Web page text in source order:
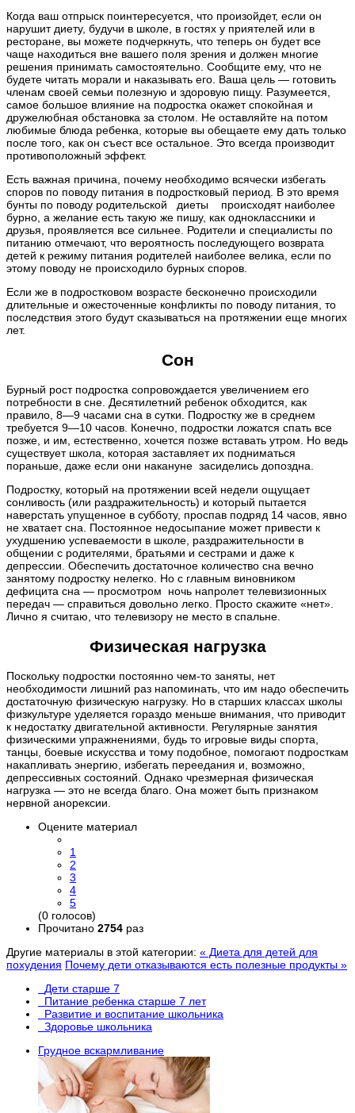
Когда ваш отпрыск поинтересуется, что произойдет, если он
нарушит диету, будучи в школе, в гостях у приятелей или в
ресторане, вы можете подчеркнуть, что теперь он будет все
чаще находиться вне вашего поля зрения и должен многие
решения принимать самостоятельно. Сообщите ему, что не
будете читать морали и наказывать его. Ваша цель — готовить
членам своей семьи полезную и здоровую пищу. Разумеется,
самое большое влияние на подростка окажет спокойная и
дружелюбная обстановка за столом. Не оставляйте на потом
любимые блюда ребенка, которые вы обещаете ему дать только
после того, как он съест все остальное. Это всегда производит
противоположный эффект.
Есть важная причина, почему необходимо всячески избегать
споров по поводу питания в подростковый период. В это время
бунты по поводу родительской диеты происходят наиболее
бурно, а желание есть такую же пишу, как одноклассники и
друзья, проявляется все сильнее. Родители и специалисты по
питанию отмечают, что вероятность последующего возврата
детей к режиму питания родителей наиболее велика, если по
этому поводу не происходило бурных споров.
Если же в подростковом возрасте бесконечно происходили
длительные и ожесточенные конфликты по поводу питания, то
последствия этого будут сказываться на протяжении еще многих
лет.
Сон
Бурный рост подростка сопровождается увеличением его
потребности в сне. Десятилетний ребенок обходится, как
правило, 8—9 часами сна в сутки. Подростку же в среднем
требуется 9—10 часов. Конечно, подростки ложатся спать все
позже, и им, естественно, хочется позже вставать утром. Но ведь
существует школа, которая заставляет их подниматься
пораньше, даже если они накануне засиделись допоздна.
Подростку, который на протяжении всей недели ощущает
сонливость (или раздражительность) и который пытается
наверстать упущенное в субботу, проспав подряд 14 часов, явно
не хватает сна. Постоянное недосыпание может привести к
ухудшению успеваемости в школе, раздражительности в
общении с родителями, братьями и сестрами и даже к
депрессии. Обеспечить достаточное количество сна вечно
занятому подростку нелегко. Но с главным виновником
дефицита сна — просмотром ночь напролет телевизионных
передач — справиться довольно легко. Просто скажите «нет».
Лично я считаю, что телевизору не место в спальне.
Физическая нагрузка
Поскольку подростки постоянно чем-то заняты, нет
необходимости лишний раз напоминать, что им надо обеспечить
достаточную физическую нагрузку. Но в старших классах школы
физкультуре уделяется гораздо меньше внимания, что приводит
к недостатку двигательной активности. Регулярные занятия
физическими упражнениями, будь то игровые виды спорта,
танцы, боевые искусства и тому подобное, помогают подросткам
накапливать энергию, избегать переедания и, возможно,
депрессивных состояний. Однако чрезмерная физическая
нагрузка — это не всегда благо. Она может быть признаком
нервной анорексии.
Оцените материал
1
2
3
4
5
(0 голосов)
Прочитано 2754 раз
Другие материалы в этой категории: « Диета для детей для
похудения Почему дети отказываются есть полезные продукты »
Дети старше 7
Питание ребенка старше 7 лет
Развитие и воспитание школьника
Здоровье школьника
Грудное вскармливание